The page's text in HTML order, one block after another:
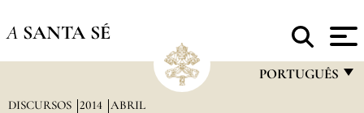
A SANTA SÉ
PORTUGUÊS
DISCURSOS 2014 ABRIL